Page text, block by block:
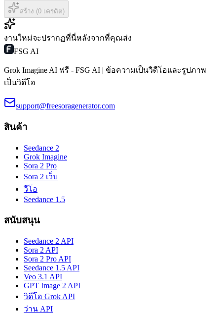
สร้าง (0 เครดิต)
งานใหม่จะปรากฏที่นี่หลังจากที่คุณส่ง
FSG AI
Grok Imagine AI ฟรี - FSG AI | ข้อความเป็นวิดีโอและรูปภาพ
เป็นวิดีโอ
support@freesoragenerator.com
สินค้า
Seedance 2
Grok Imagine
Sora 2 Pro
Sora 2 เว็บ
วีโอ
Seedance 1.5
สนับสนุน
Seedance 2 API
Sora 2 API
Sora 2 Pro API
Seedance 1.5 API
Veo 3.1 API
GPT Image 2 API
วิดีโอ Grok API
ว่าน API